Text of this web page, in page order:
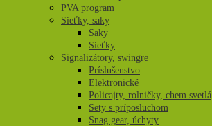
PVA program
Sieťky, saky
Saky
Sieťky
Signalizátory, swingre
Príslušenstvo
Elektronické
Policajty, rolničky, chem.svetlá
Sety s príposluchom
Snag gear, úchyty